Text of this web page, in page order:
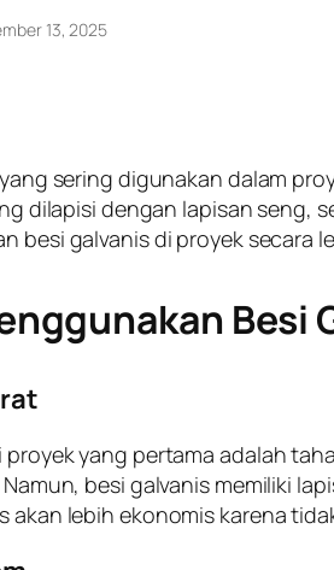
13, 2025
sering digunakan dalam
dilapisi dengan lapisan seng,
besi galvanis di proyek secara
Besi
yang pertama adalah
besi galvanis memiliki
lebih ekonomis karena